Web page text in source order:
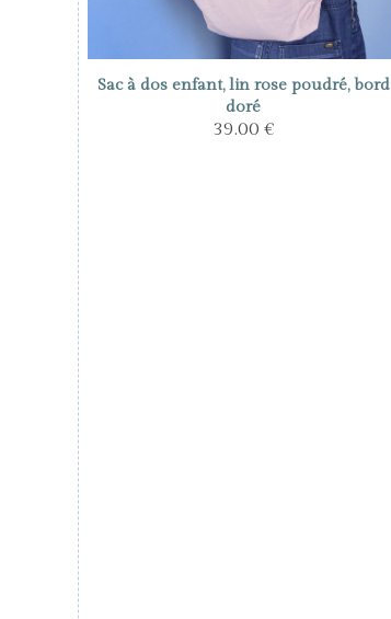
Sac à dos enfant, lin rose poudré, bord
doré
39.00 €